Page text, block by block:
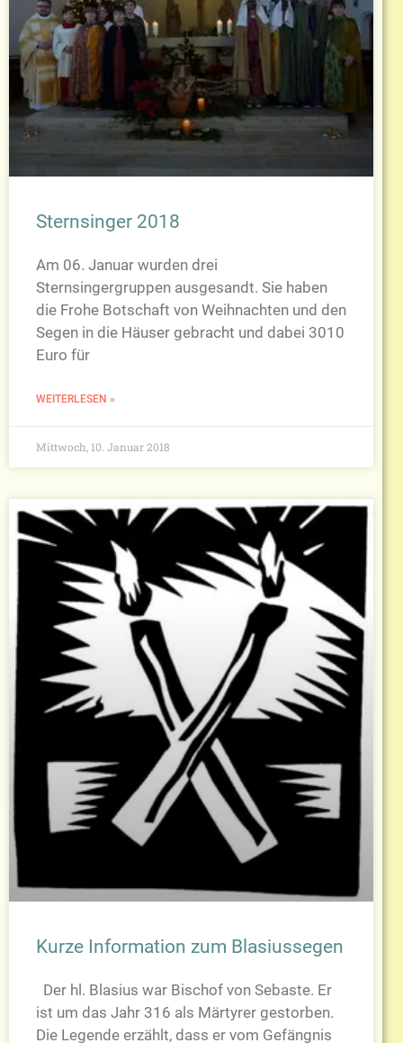
Sternsinger 2018
Am 06. Januar wurden drei
Sternsingergruppen ausgesandt. Sie haben
die Frohe Botschaft von Weihnachten und den
Segen in die Häuser gebracht und dabei 3010
Euro für
WEITERLESEN »
Mittwoch, 10. Januar 2018
Kurze Information zum Blasiussegen
Der hl. Blasius war Bischof von Sebaste. Er
ist um das Jahr 316 als Märtyrer gestorben.
Die Legende erzählt, dass er vom Gefängnis